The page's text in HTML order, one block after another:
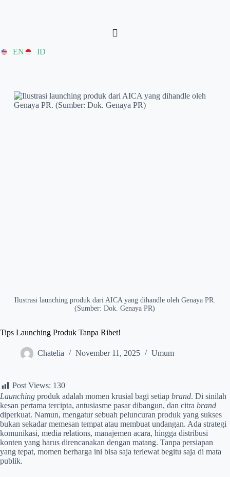
EN ID
Ilustrasi launching produk dari AICA yang dihandle oleh Genaya PR.
(Sumber: Dok. Genaya PR)
Tips Launching Produk Tanpa Ribet!
Chatelia November 11, 2025 Umum
Post Views: 130
Launching produk adalah momen krusial bagi setiap brand. Di sinilah
kesan pertama tercipta, antusiasme pasar dibangun, dan citra brand
diperkuat. Namun, mengatur sebuah peluncuran produk yang sukses
bukan sekadar memesan tempat atau membuat undangan. Ada strategi
komunikasi, media relations, manajemen acara, hingga distribusi
konten yang harus direncanakan dengan matang. Tanpa persiapan
yang tepat, momen berharga ini bisa saja terlewat begitu saja di mata
publik.